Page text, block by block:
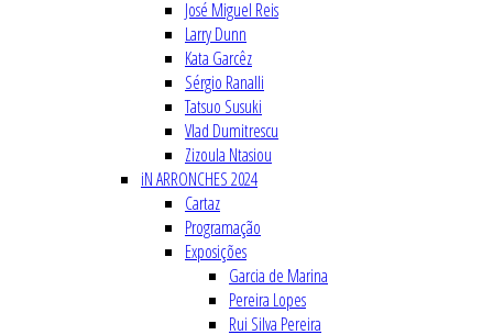
José Miguel Reis
Larry Dunn
Kata Garcêz
Sérgio Ranalli
Tatsuo Susuki
Vlad Dumitrescu
Zizoula Ntasiou
iN ARRONCHES 2024
Cartaz
Programação
Exposições
Garcia de Marina
Pereira Lopes
Rui Silva Pereira